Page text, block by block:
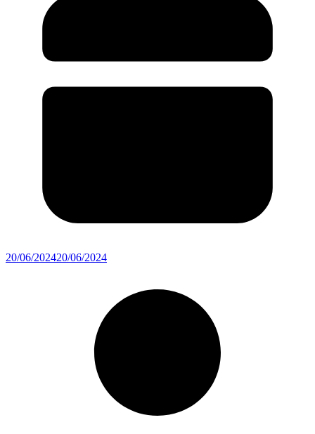
20/06/202420/06/2024